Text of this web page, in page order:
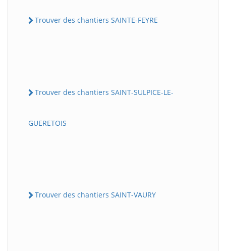
Trouver des chantiers SAINTE-FEYRE
Trouver des chantiers SAINT-SULPICE-LE-
GUERETOIS
Trouver des chantiers SAINT-VAURY